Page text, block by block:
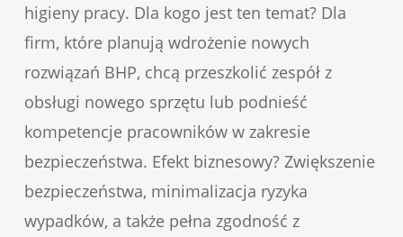
higieny pracy. Dla kogo jest ten temat? Dla
firm, które planują wdrożenie nowych
rozwiązań BHP, chcą przeszkolić zespół z
obsługi nowego sprzętu lub podnieść
kompetencje pracowników w zakresie
bezpieczeństwa. Efekt biznesowy? Zwiększenie
bezpieczeństwa, minimalizacja ryzyka
wypadków, a także pełna zgodność z